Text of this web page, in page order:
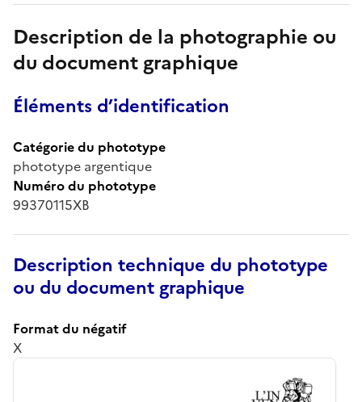
Description de la photographie ou
du document graphique
Éléments d’identification
Catégorie du phototype
phototype argentique
Numéro du phototype
99370115XB
Description technique du phototype
ou du document graphique
Format du négatif
X